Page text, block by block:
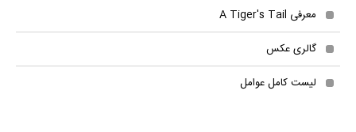
معرفی A Tiger's Tail
گالری عکس
لیست کامل عوامل